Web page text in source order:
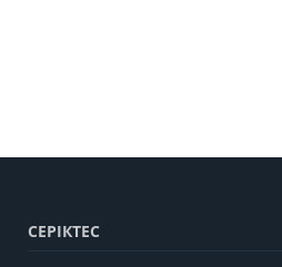
СЕРІКТЕС